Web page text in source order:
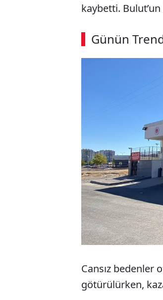
kaybetti.
Günün
00:03 / 02:14
Cansız bedenler
götürülürken,